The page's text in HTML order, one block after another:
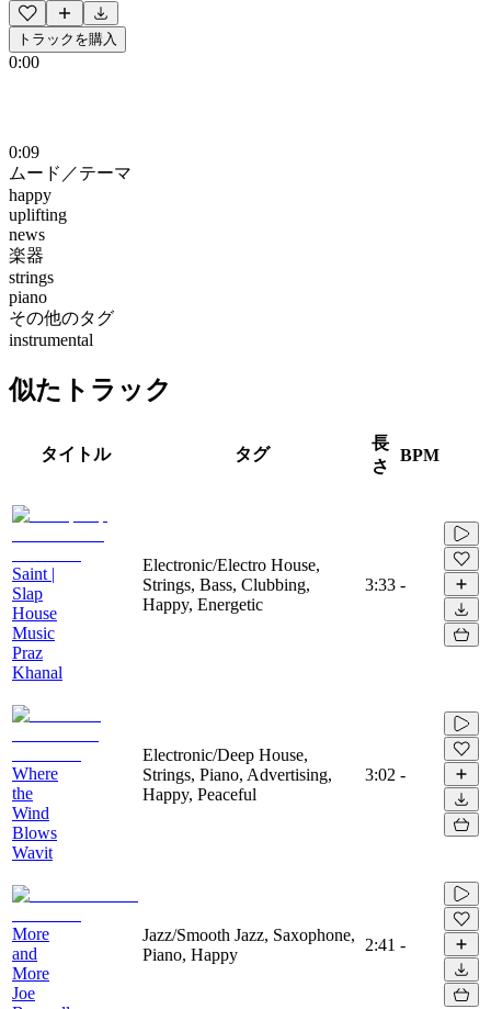
トラックを購入
0:00
0:09
ムード／テーマ
happy
uplifting
news
楽器
strings
piano
その他のタグ
instrumental
似たトラック
タイトル タグ
長
さ
BPM
Saint |
Slap
House
Music
Praz
Khanal
Electronic/Electro House,
Strings, Bass, Clubbing,
Happy, Energetic
3:33 -
Where
the
Wind
Blows
Wavit
Electronic/Deep House,
Strings, Piano, Advertising,
Happy, Peaceful
3:02 -
More
and
More
Joe
Jazz/Smooth Jazz, Saxophone,
Piano, Happy
2:41 -